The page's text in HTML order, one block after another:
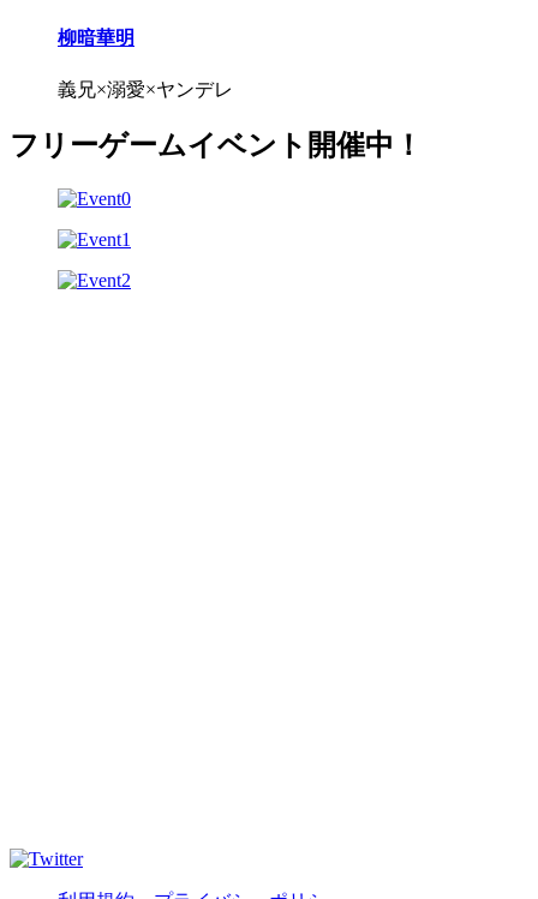
柳暗華明
義兄×溺愛×ヤンデレ
フリーゲームイベント開催中！